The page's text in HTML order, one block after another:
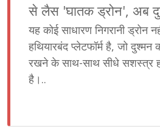
से लैस 'घातक ड्रोन', अब
सटीक वार
यह कोई साधारण निगरानी ड्रोन
हथियारबंद प्लेटफॉर्म है, जो दुश्मन
रखने के साथ-साथ सीधे सशस्त्र
है।..